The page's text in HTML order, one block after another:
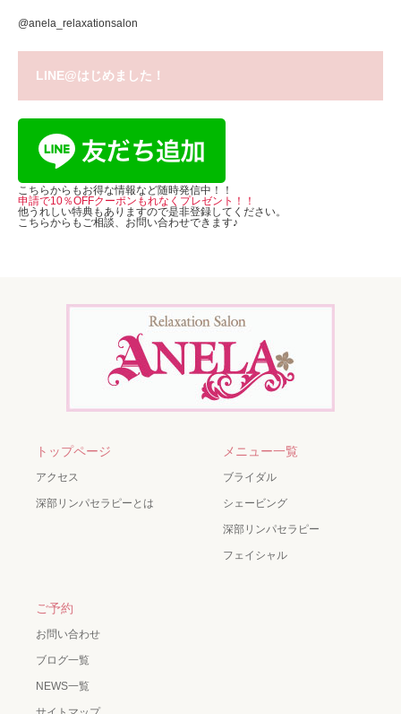
@anela_relaxationsalon
LINE@はじめました！
こちらからもお得な情報など随時発信中！！
申請で10％OFFクーポンもれなくプレゼント！！
他うれしい特典もありますので是非登録してください。
こちらからもご相談、お問い合わせできます♪
トップページ
アクセス
深部リンパセラピーとは
メニュー一覧
ブライダル
シェービング
深部リンパセラピー
フェイシャル
ご予約
お問い合わせ
ブログ一覧
NEWS一覧